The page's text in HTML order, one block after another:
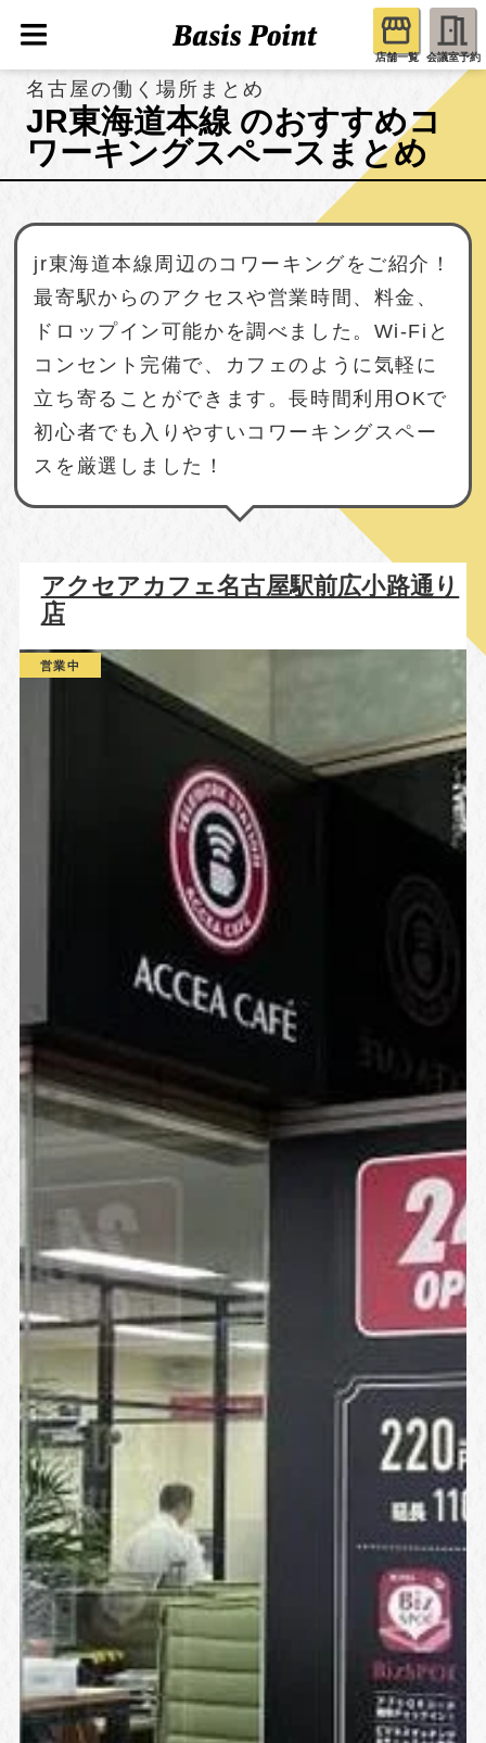
店舗一覧 会議室予約
名古屋の働く場所まとめ
JR東海道本線 のおすすめコ
ワーキングスペースまとめ
jr東海道本線周辺のコワーキングをご紹介！
最寄駅からのアクセスや営業時間、料金、
ドロップイン可能かを調べました。Wi-Fiと
コンセント完備で、カフェのように気軽に
立ち寄ることができます。長時間利用OKで
初心者でも入りやすいコワーキングスペー
スを厳選しました！
アクセアカフェ名古屋駅前広小路通り
店
営業中